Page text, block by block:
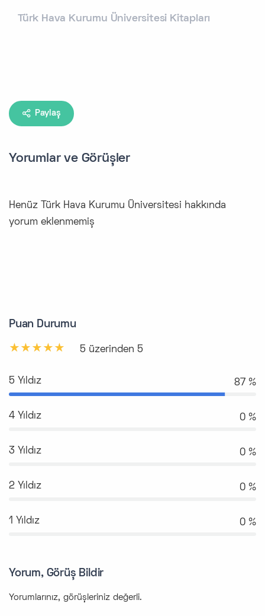
Türk Hava Kurumu Üniversitesi Kitapları
Paylaş
Yorumlar ve Görüşler
Henüz Türk Hava Kurumu Üniversitesi hakkında
yorum eklenmemiş
Puan Durumu
5 üzerinden 5
5 Yıldız 94 %
4 Yıldız 0 %
3 Yıldız 0 %
2 Yıldız 0 %
1 Yıldız 0 %
Yorum, Görüş Bildir
Yorumlarınız, görüşleriniz değerli.